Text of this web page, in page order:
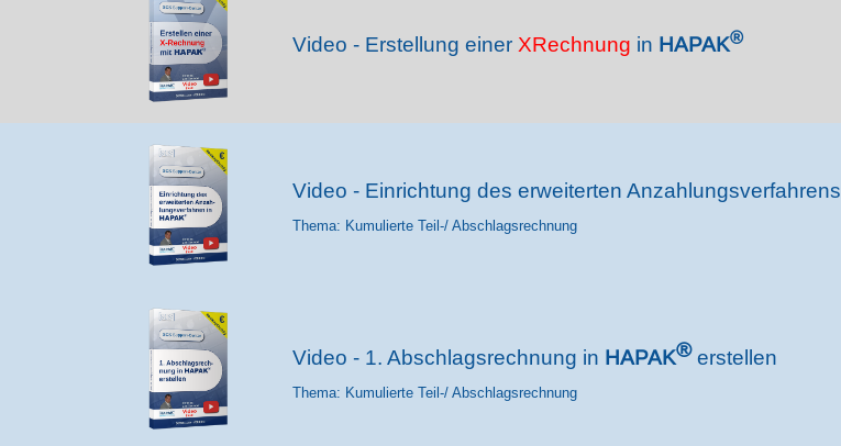
Video - Erstellung einer XRechnung in HAPAK®
Video - Einrichtung des erweiterten Anzahlungsverfahrens
Thema: Kumulierte Teil-/ Abschlagsrechnung
Video - 1. Abschlagsrechnung in HAPAK®erstellen
Thema: Kumulierte Teil-/ Abschlagsrechnung